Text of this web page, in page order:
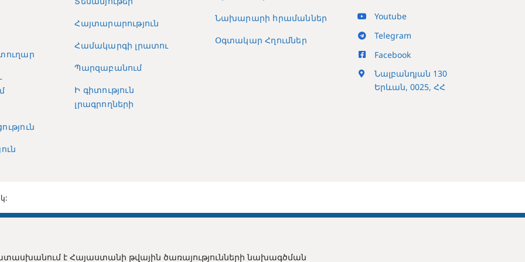
Հայտարարություն
Համակարգի լրատու
Պարզաբանում
Ի գիտություն
լրագրողների
Նախարարի հրամաններ
Օգտակար Հղումներ
Youtube
Telegram
Facebook
Նալբանդյան 130
Երևան, 0025, ՀՀ
է Հայաստանի թվային ծառայությունների նախագծման